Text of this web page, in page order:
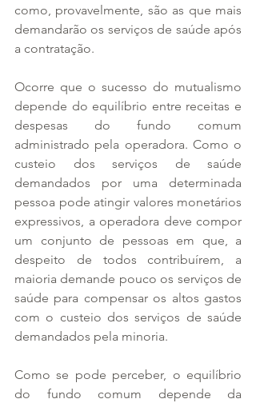
como, provavelmente, são as que mais
demandarão os serviços de saúde após
a contratação.
Ocorre que o sucesso do mutualismo
depende do equilíbrio entre receitas e
despesas do fundo comum
administrado pela operadora. Como o
custeio dos serviços de saúde
demandados por uma determinada
pessoa pode atingir valores monetários
expressivos, a operadora deve compor
um conjunto de pessoas em que, a
despeito de todos contribuírem, a
maioria demande pouco os serviços de
saúde para compensar os altos gastos
com o custeio dos serviços de saúde
demandados pela minoria.
Como se pode perceber, o equilíbrio
do fundo comum depende da